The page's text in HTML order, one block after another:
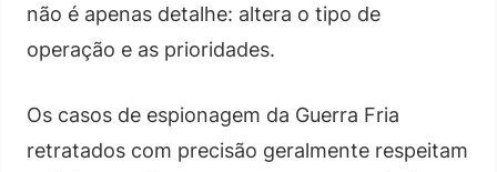
não é apenas detalhe: altera o tipo de
operação e as prioridades.
Os casos de espionagem da Guerra Fria
retratados com precisão geralmente respeitam